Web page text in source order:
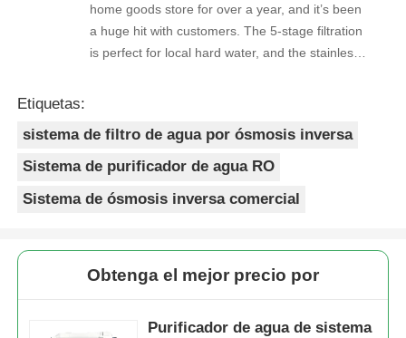
home goods store for over a year, and it’s been
a huge hit with customers. The 5-stage filtration
is perfect for local hard water, and the stainless
complaints from customers, and very few
returns. Great product to carry!
Etiquetas:
sistema de filtro de agua por ósmosis inversa
Sistema de purificador de agua RO
Sistema de ósmosis inversa comercial
Obtenga el mejor precio por
Purificador de agua de sistema